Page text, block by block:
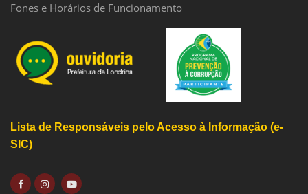
Fones e Horários de Funcionamento
Lista de Responsáveis pelo Acesso à Informação (e-
SIC)